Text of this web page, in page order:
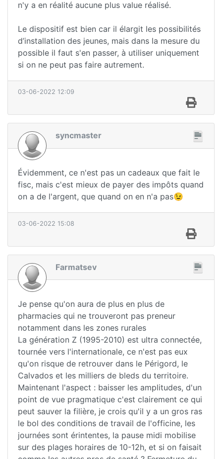
n'y a en réalité aucune plus value réalisé.
Le dispositif est bien car il élargit les possibilités
d’installation des jeunes, mais dans la mesure du
possible il faut s'en passer, à utiliser uniquement
si on ne peut pas faire autrement.
03-06-2022 12:09
syncmaster
Évidemment, ce n'est pas un cadeaux que fait le
fisc, mais c'est mieux de payer des impôts quand
on a de l'argent, que quand on en n'a pas😉
03-06-2022 15:08
Farmatsev
Je pense qu'on aura de plus en plus de
pharmacies qui ne trouveront pas preneur
notamment dans les zones rurales
La génération Z (1995-2010) est ultra connectée,
tournée vers l'internationale, ce n'est pas eux
qu'on risque de retrouver dans le Périgord, le
Calvados et les milliers de bleds du territoire.
Maintenant l'aspect : baisser les amplitudes, d'un
point de vue pragmatique c'est clairement ce qui
peut sauver la filière, je crois qu'il y a un gros ras
le bol des conditions de travail de l'officine, les
journées sont érintentes, la pause midi mobilise
sur des plages horaires de 10-12h, et si on faisait